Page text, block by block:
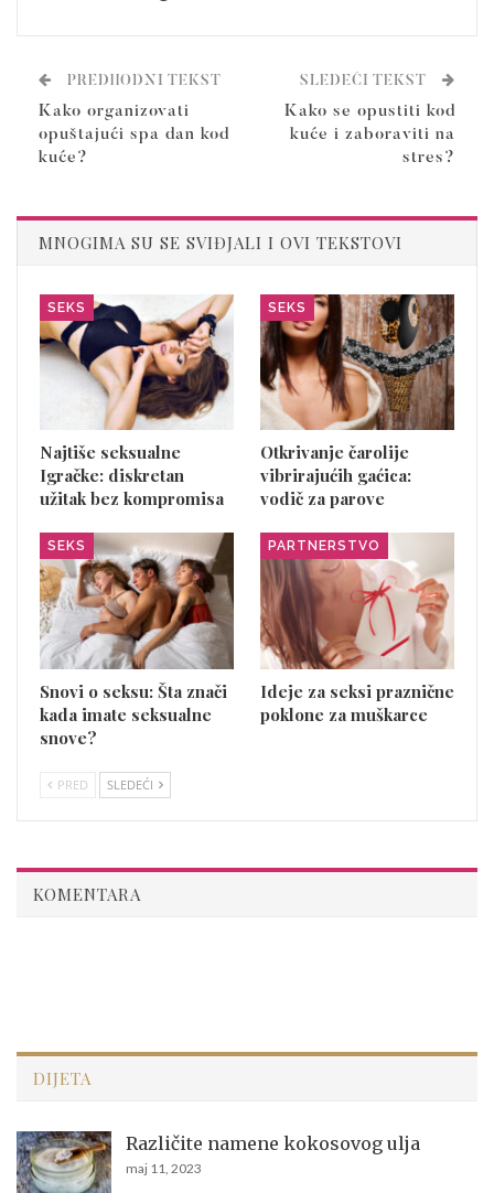
PREDHODNI TEKST
Kako organizovati
opuštajući spa dan kod
kuće?
SLEDEĆI TEKST
Kako se opustiti kod
kuće i zaboraviti na
stres?
MNOGIMA SU SE SVIĐJALI I OVI TEKSTOVI
SEKS
Najtiše seksualne
Igračke: diskretan
užitak bez kompromisa
SEKS
Otkrivanje čarolije
vibrirajućih gaćica:
vodič za parove
SEKS
Snovi o seksu: Šta znači
kada imate seksualne
snove?
PARTNERSTVO
Ideje za seksi praznične
poklone za muškarce
PRED SLEDEĆI
KOMENTARA
DIJETA
Različite namene kokosovog ulja
maj 11, 2023